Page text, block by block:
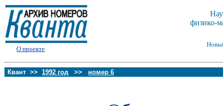
О проекте
физико-
Квант >> 1992 год >> номер 6